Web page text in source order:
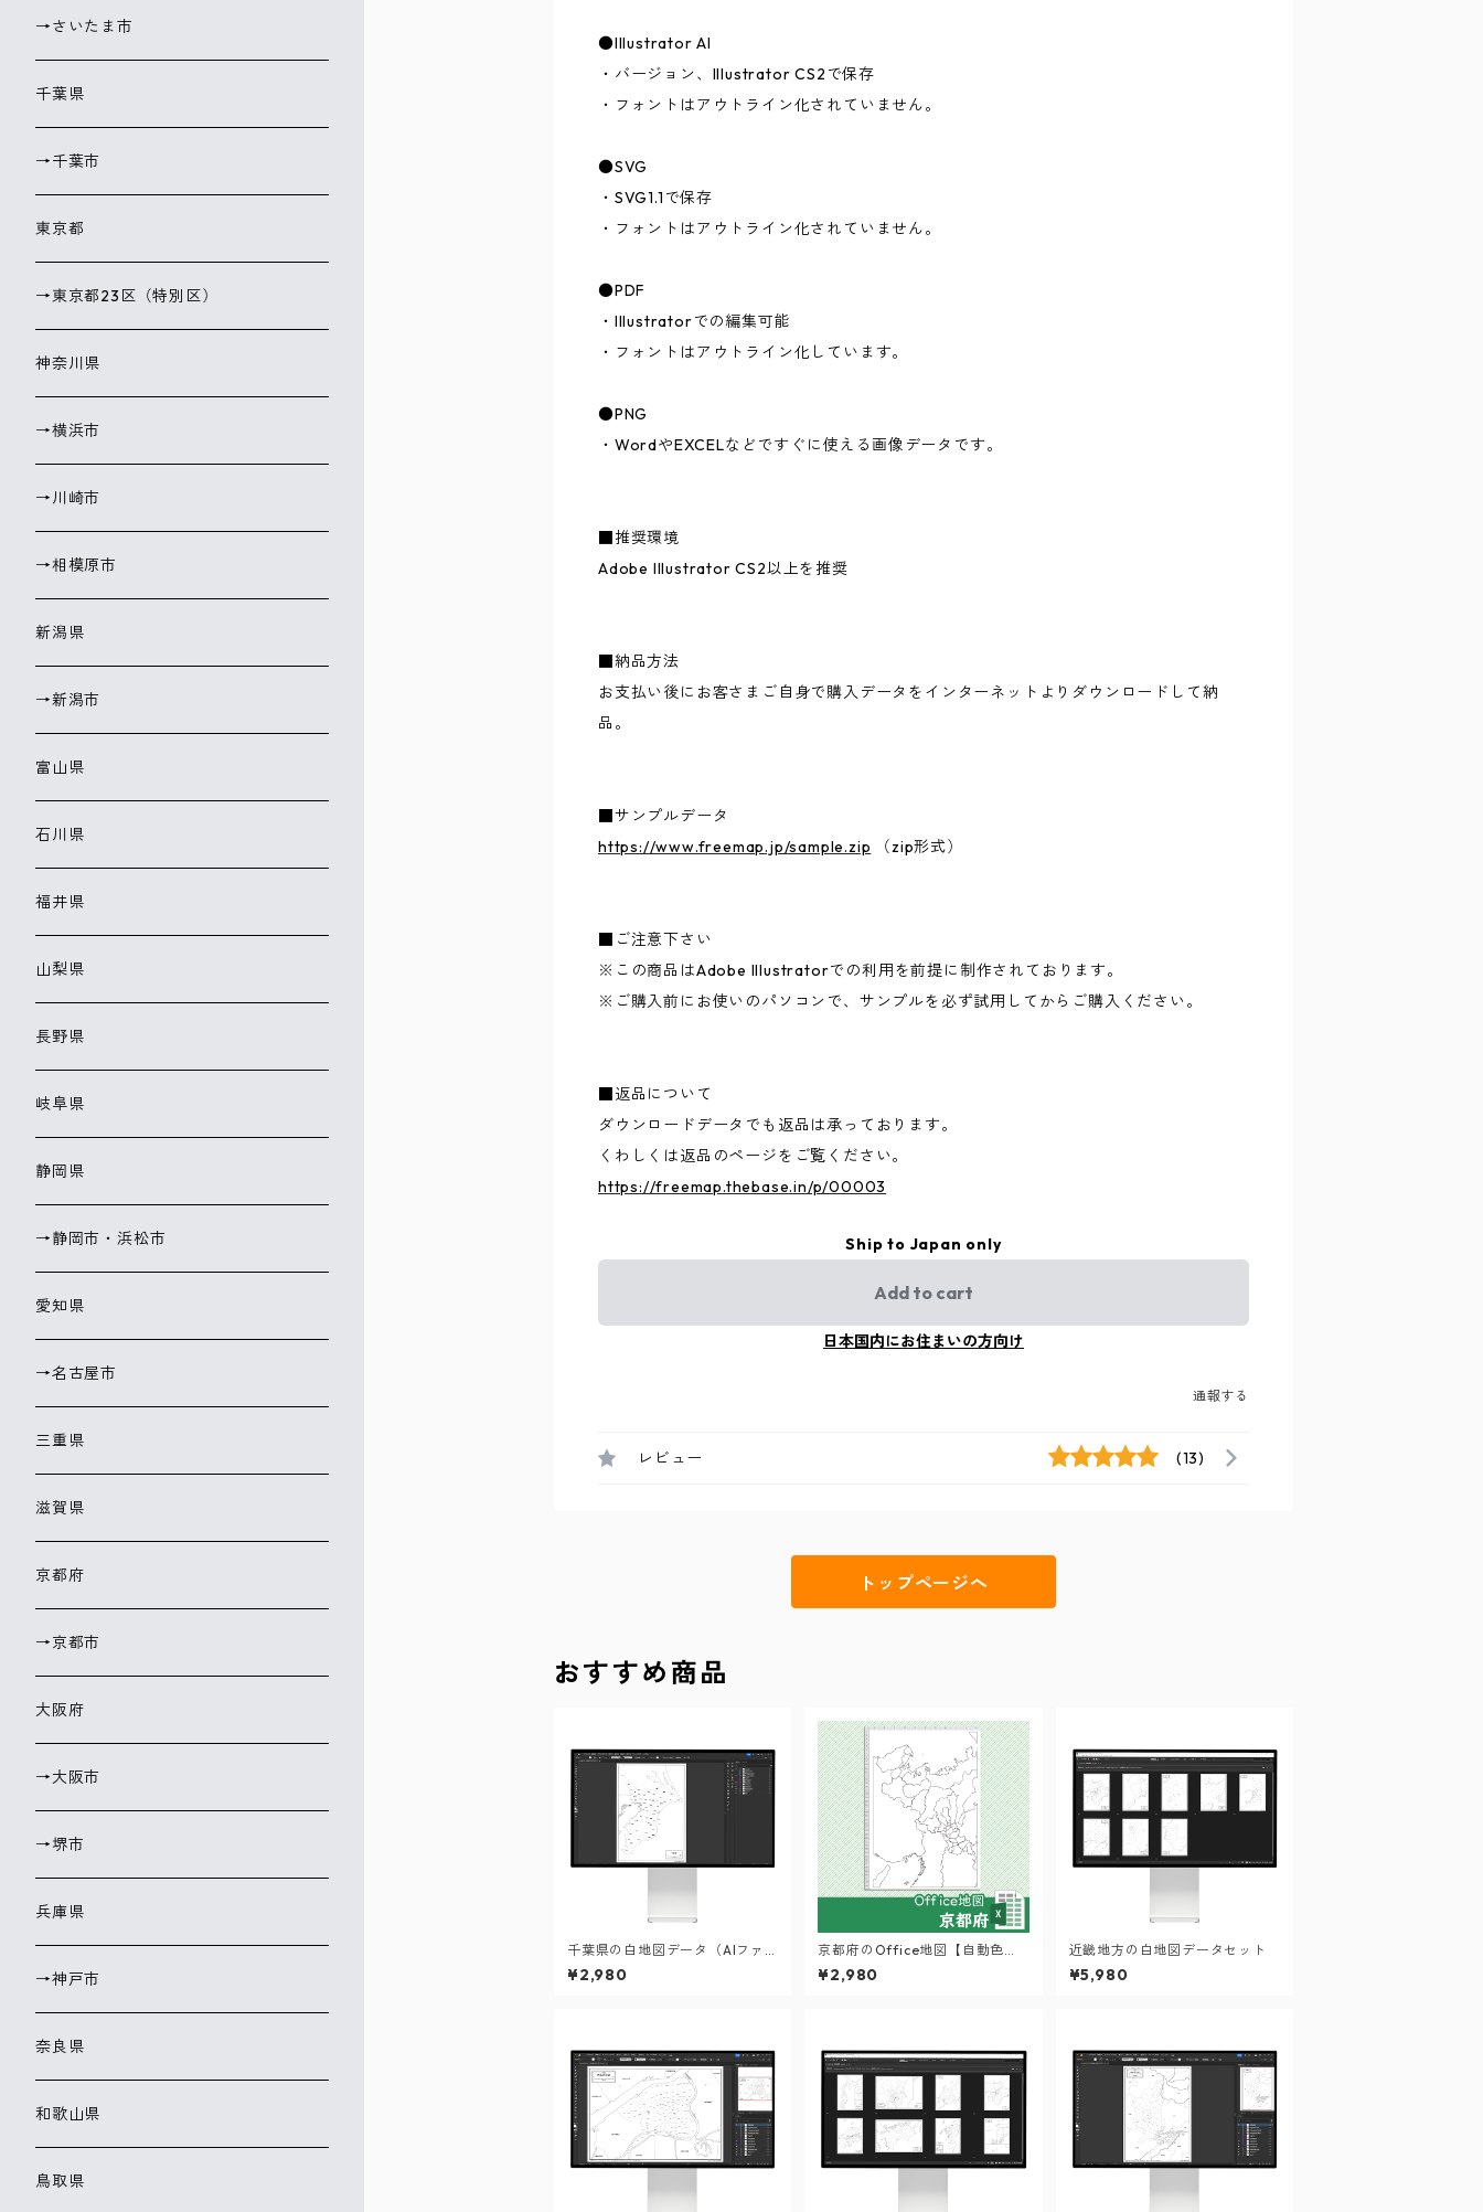
●Illustrator AI
・バージョン、Illustrator CS2で保存
・フォントはアウトライン化されていません。
●SVG
・SVG1.1で保存
・フォントはアウトライン化されていません。
●PDF
・Illustratorでの編集可能
・フォントはアウトライン化しています。
●PNG
・WordやEXCELなどですぐに使える画像データです。
■推奨環境
Adobe Illustrator CS2以上を推奨
■納品方法
お支払い後にお客さまご自身で購入データをインターネットよりダウンロードして納
品。
■サンプルデータ
https://www.freemap.jp/sample.zip （zip形式）
■ご注意下さい
※この商品はAdobe Illustratorでの利用を前提に制作されております。
※ご購入前にお使いのパソコンで、サンプルを必ず試用してからご購入ください。
■返品について
ダウンロードデータでも返品は承っております。
くわしくは返品のページをご覧ください。
https://freemap.thebase.in/p/00003
Ship to Japan only
Add to cart
日本国内にお住まいの方向け
通報する
レビュー (13)
トップページへ
おすすめ商品
千葉県の白地図データ（AIファ
イル）
¥2,980
京都府のOffice地図【自動色塗
り機能付き】
¥2,980
近畿地方の白地図データセット
¥5,980
→さいたま市
千葉県
→千葉市
東京都
→東京都23区（特別区）
神奈川県
→横浜市
→川崎市
→相模原市
新潟県
→新潟市
富山県
石川県
福井県
山梨県
長野県
岐阜県
静岡県
→静岡市・浜松市
愛知県
→名古屋市
三重県
滋賀県
京都府
→京都市
大阪府
→大阪市
→堺市
兵庫県
→神戸市
奈良県
和歌山県
鳥取県